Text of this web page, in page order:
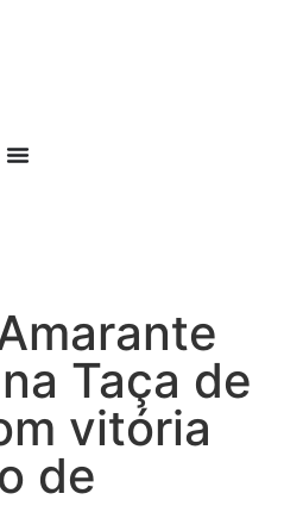
Taça de
vitória
de